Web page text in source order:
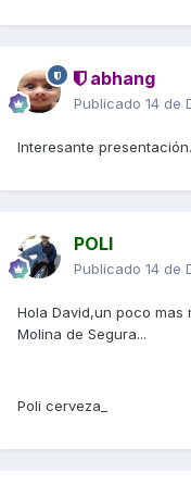
abhang
Publicado 14 de
Interesante
POLI
Publicado 14 de
Hola David,un poco
Molina de Segura...
Poli cerveza_